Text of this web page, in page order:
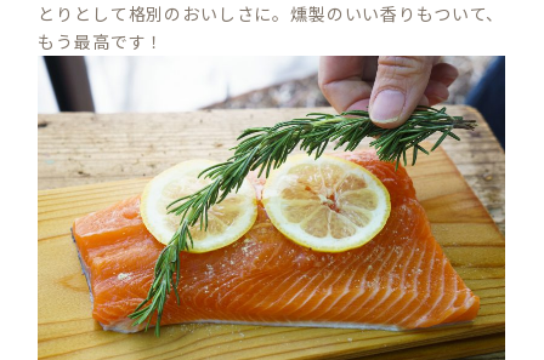
とりとして格別のおいしさに。燻製のいい香りもついて、
もう最高です！